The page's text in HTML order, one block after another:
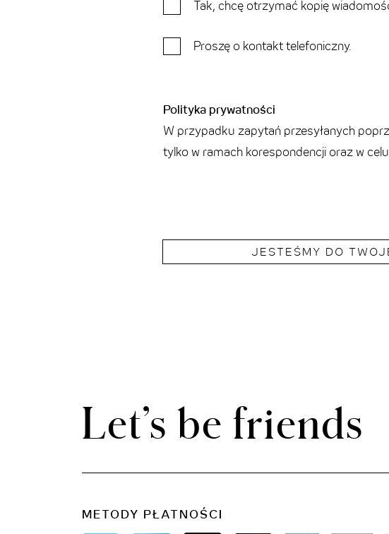
Tak, chcę otrzymać kopię
Proszę o kontakt telefoniczny.
Polityka prywatności
W przypadku zapytań przesyłanych
tylko w ramach korespondencji oraz w
JESTEŚMY DO
Let’s be friends
METODY PŁATNOŚCI